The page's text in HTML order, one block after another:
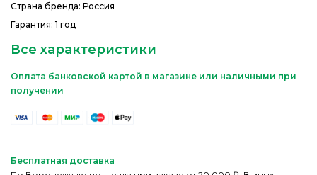
Страна бренда: Россия
Гарантия: 1 год
Все характеристики
Оплата банковской картой в магазине или наличными при
получении
Бесплатная доставка